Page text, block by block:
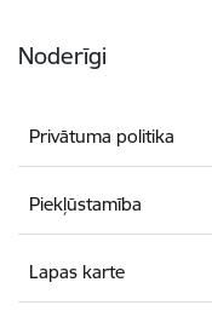
Noderīgi
Privātuma politika
Piekļūstamība
Lapas karte